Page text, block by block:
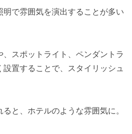
で雰囲気を演出することが多い
スポットライト、ペンダントラ
置することで、スタイリッシュ
と、ホテルのような雰囲気に。